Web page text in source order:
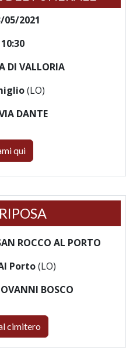
05/2021
10:30
DI VALLORIA
(LO)
DANTE
qui
ROCCO AL PORTO
Porto(LO)
BOSCO
cimitero